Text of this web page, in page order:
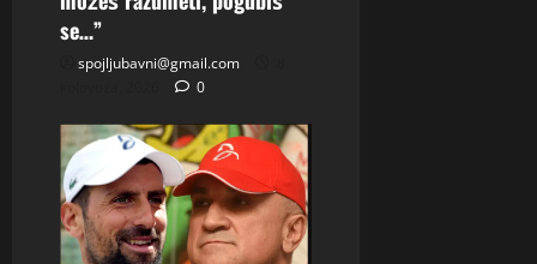
se…”
spojljubavni@gmail.com
0